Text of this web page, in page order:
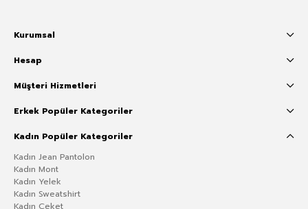
Kurumsal
Hesap
Müşteri Hizmetleri
Erkek Popüler Kategoriler
Kadın Popüler Kategoriler
Kadın Jean Pantolon
Kadın Mont
Kadın Yelek
Kadın Sweatshirt
Kadın Ceket